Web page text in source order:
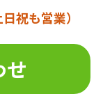
祝も営業）
せ